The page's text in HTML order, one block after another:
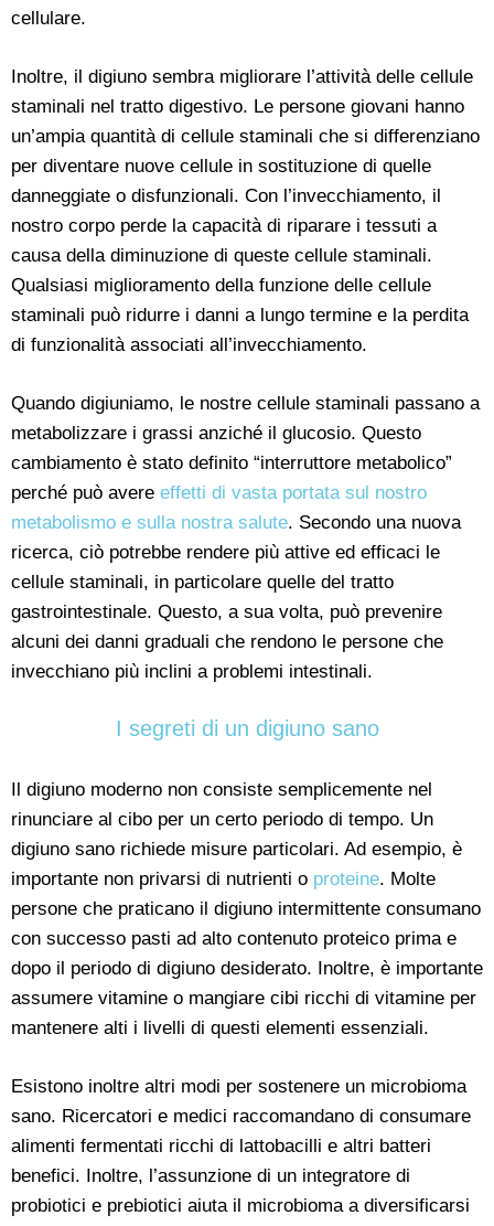
cellulare.
Inoltre, il digiuno sembra migliorare l’attività delle cellule
staminali nel tratto digestivo. Le persone giovani hanno
un’ampia quantità di cellule staminali che si differenziano
per diventare nuove cellule in sostituzione di quelle
danneggiate o disfunzionali. Con l’invecchiamento, il
nostro corpo perde la capacità di riparare i tessuti a
causa della diminuzione di queste cellule staminali.
Qualsiasi miglioramento della funzione delle cellule
staminali può ridurre i danni a lungo termine e la perdita
di funzionalità associati all’invecchiamento.
Quando digiuniamo, le nostre cellule staminali passano a
metabolizzare i grassi anziché il glucosio. Questo
cambiamento è stato definito “interruttore metabolico”
perché può avere effetti di vasta portata sul nostro
metabolismo e sulla nostra salute. Secondo una nuova
ricerca, ciò potrebbe rendere più attive ed efficaci le
cellule staminali, in particolare quelle del tratto
gastrointestinale. Questo, a sua volta, può prevenire
alcuni dei danni graduali che rendono le persone che
invecchiano più inclini a problemi intestinali.
I segreti di un digiuno sano
Il digiuno moderno non consiste semplicemente nel
rinunciare al cibo per un certo periodo di tempo. Un
digiuno sano richiede misure particolari. Ad esempio, è
importante non privarsi di nutrienti o proteine. Molte
persone che praticano il digiuno intermittente consumano
con successo pasti ad alto contenuto proteico prima e
dopo il periodo di digiuno desiderato. Inoltre, è importante
assumere vitamine o mangiare cibi ricchi di vitamine per
mantenere alti i livelli di questi elementi essenziali.
Esistono inoltre altri modi per sostenere un microbioma
sano. Ricercatori e medici raccomandano di consumare
alimenti fermentati ricchi di lattobacilli e altri batteri
benefici. Inoltre, l’assunzione di un integratore di
probiotici e prebiotici aiuta il microbioma a diversificarsi